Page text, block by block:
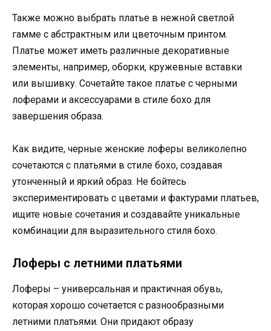
Также можно выбрать платье в нежной светлой
гамме с абстрактным или цветочным принтом.
Платье может иметь различные декоративные
элементы, например, оборки, кружевные вставки
или вышивку. Сочетайте такое платье с черными
лоферами и аксессуарами в стиле бохо для
завершения образа.
Как видите, черные женские лоферы великолепно
сочетаются с платьями в стиле бохо, создавая
утонченный и яркий образ. Не бойтесь
экспериментировать с цветами и фактурами платьев,
ищите новые сочетания и создавайте уникальные
комбинации для выразительного стиля бохо.
Лоферы с летними платьями
Лоферы – универсальная и практичная обувь,
которая хорошо сочетается с разнообразными
летними платьями. Они придают образу